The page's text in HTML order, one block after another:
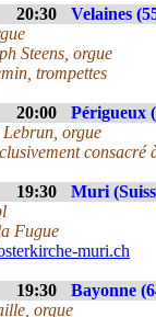
20:30 Velaines
Steens, orgue
trompettes
20:00 Périgueux
orgue
consacré
19:30 Muri
Fugue
muri.ch
19:30 Bayonne
orgue